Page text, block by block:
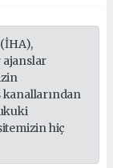
ajanslar
hiç